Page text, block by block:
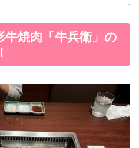
牛焼肉「牛兵衛」の